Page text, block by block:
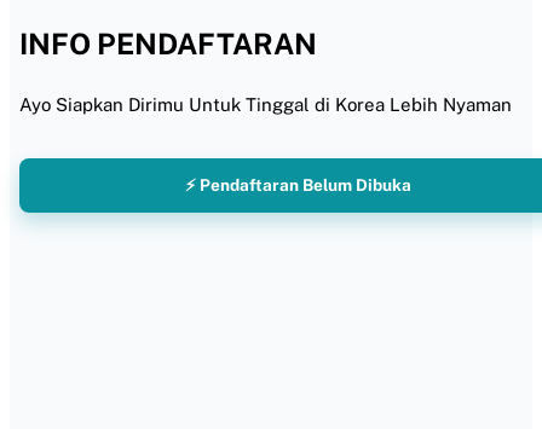
INFO PENDAFTARAN
Ayo Siapkan Dirimu Untuk Tinggal di Korea Lebih Nyaman
⚡ Pendaftaran Belum Dibuka